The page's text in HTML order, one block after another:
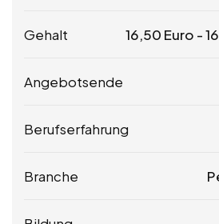
Gehalt 16,50 Euro -
Angebotsende
Berufserfahrung
Branche